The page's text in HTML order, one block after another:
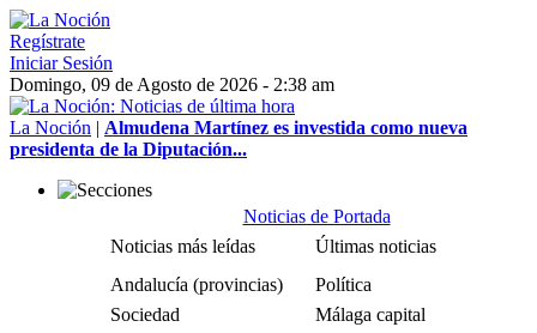
Regístrate
Iniciar Sesión
Domingo, 09 de Agosto de 2026 - 2:38 am
La Noción | Almudena Martínez es investida como nueva
presidenta de la Diputación...
Noticias de Portada
Noticias más leídas
Últimas noticias
Andalucía (provincias)
Política
Sociedad
Málaga capital